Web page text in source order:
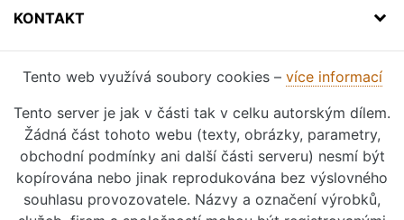
KONTAKT
Tento web využívá soubory cookies – více informací
Tento server je jak v části tak v celku autorským dílem.
Žádná část tohoto webu (texty, obrázky, parametry,
obchodní podmínky ani další části serveru) nesmí být
kopírována nebo jinak reprodukována bez výslovného
souhlasu provozovatele. Názvy a označení výrobků,